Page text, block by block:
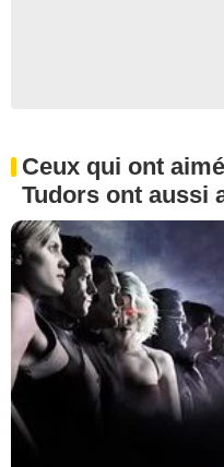
Ceux qui ont
Tudors ont aussi